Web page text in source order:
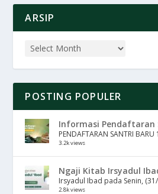
ARSIP
POSTING POPULER
Informasi Pendaftaran
PENDAFTARAN SANTRI
3.2k views
Ngaji Kitab Irsyadul
Irsyadul Ibad pada Senin,
2.8k views